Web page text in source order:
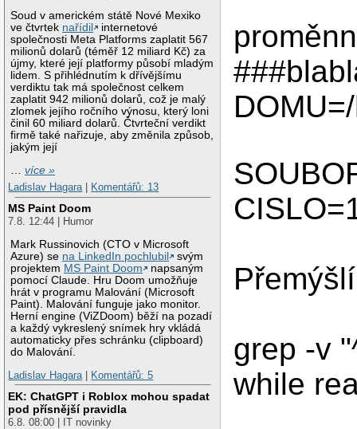
Soud v americkém státě Nové Mexiko
ve čtvrtek nařídil
internetové
společnosti Meta Platforms zaplatit 567
milionů dolarů (téměř 12 miliard Kč) za
újmy, které její platformy působí mladým
lidem. S přihlédnutím k dřívějšímu
verdiktu tak má společnost celkem
zaplatit 942 milionů dolarů, což je malý
zlomek jejího ročního výnosu, který loni
činil 60 miliard dolarů. Čtvrteční verdikt
firmě také nařizuje, aby změnila způsob,
jakým její
…více »
Ladislav Hagara| Komentářů: 13
MS Paint Doom
7.8. 12:44 | Humor
Mark Russinovich (CTO v Microsoft
Azure) se na LinkedIn pochlubil
svým
projektem MS Paint Doom
napsaným
pomocí Claude. Hru Doom umožňuje
hrát v programu Malování (Microsoft
Paint). Malování funguje jako monitor.
Herní engine (ViZDoom) běží na pozadí
a každý vykreslený snímek hry vkládá
automaticky přes schránku (clipboard)
do Malování.
Ladislav Hagara| Komentářů: 5
EK: ChatGPT i Roblox mohou spadat
pod přísnější pravidla
6.8. 08:00 | IT novinky
grep -v
while